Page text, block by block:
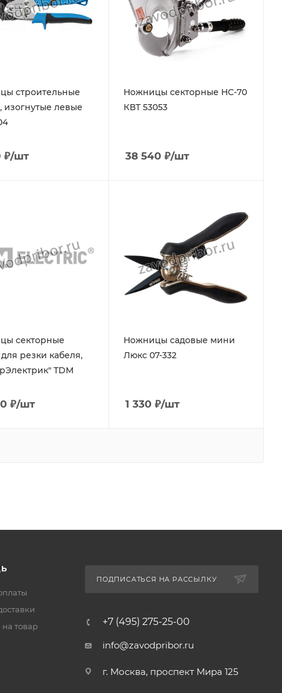
строительные
изогнутые левые
₽/шт
Ножницы секторные НС-70
КВТ 53053
38 540 ₽/шт
секторные
резки кабеля,
TDM
₽/шт
Ножницы садовые мини
Люкс 07-332
1 330 ₽/шт
на товар
ПОДПИСАТЬСЯ НА РАССЫЛКУ
+7 (495) 275-25-00
info@zavodpribor.ru
г. Москва, проспект Мира 125